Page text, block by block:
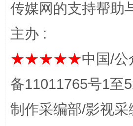
揭开“小金库”的免责幌子
传媒网的支持帮助
主办 :
★★★★★中国/公
备11011765号1至
制作采编部/影视